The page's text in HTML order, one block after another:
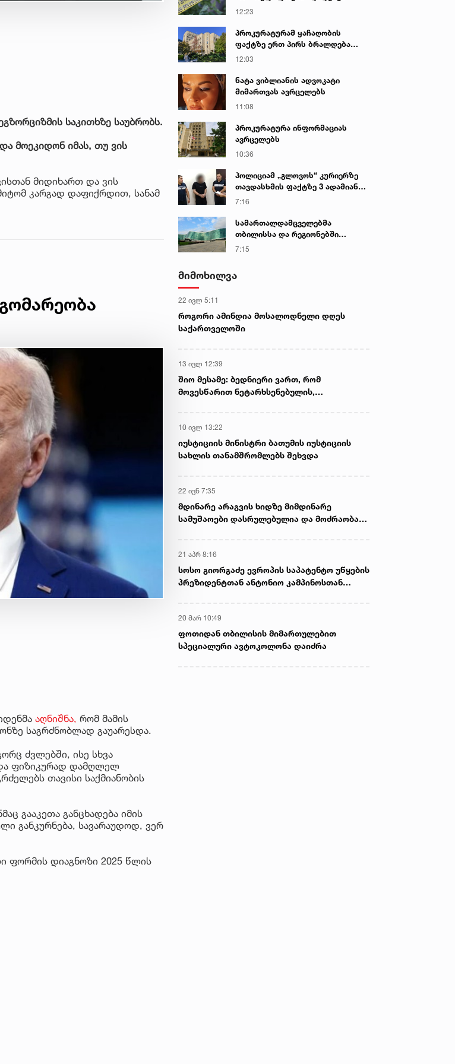
საკითხზე საუბრობს.
მოეკიდონ იმას, თუ ვის
მიდიხართ და ვის
კარგად დაფიქრდით, სანამ
აღნიშნა, რომ მამის
საგრძნობლად გაუარესდა.
ძვლებში, ისე სხვა
ფიზიკურად დამღლელ
თავისი საქმიანობის
გააკეთა განცხადება იმის
განკურნება, სავარაუდოდ, ვერ
ფორმის დიაგნოზი 2025 წლის
საქმეზე პროკურატურამ 2 პირს
დროისთვის ცნობილი
12:23
პროკურატურამ ყაჩაღობის
ფაქტზე ერთ პირს ბრალდება
წარუდგინა
12:03
ნატა ვიბლიანის ადვოკატი
მიმართვას ავრცელებს
11:08
პროკურატურა ინფორმაციას
ავრცელებს
10:36
პოლიციამ „გლოვოს“ კურიერზე
თავდასხმის ფაქტზე 3 ადამიანი
დააკავა
7:16
სამართალდამცველებმა
თბილისსა და რეგიონებში
უკანონო ცეცხლსასროლი
7:15
მიმოხილვა
22 ივლ 5:11
როგორი ამინდია მოსალოდნელი დღეს
საქართველოში
13 ივლ 12:39
შიო მესამე: ბედნიერი ვართ, რომ
მოვესწარით ნეტარხსენებულის,
10 ივლ 13:22
იუსტიციის მინისტრი ბათუმის იუსტიციის
სახლის თანამშრომლებს შეხვდა
22 ივნ 7:35
მდინარე არაგვის ხიდზე მიმდინარე
სამუშაოები დასრულებულია და მოძრაობა
21 აპრ 8:16
სოსო გიორგაძე ევროპის საპატენტო უწყების
პრეზიდენტთან ანტონიო კამპინოსთან
20 მარ 10:49
ფოთიდან თბილისის მიმართულებით
სპეციალური ავტოკოლონა დაიძრა